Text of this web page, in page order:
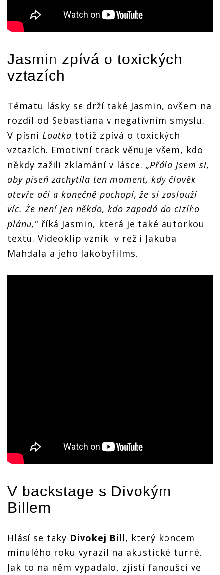
Jasmin zpívá o toxických
vztazích
Tématu lásky se drží také Jasmin, ovšem na
rozdíl od Sebastiana v negativním smyslu.
V písni Loutka totiž zpívá o toxických
vztazích. Emotivní track věnuje všem, kdo
někdy zažili zklamání v lásce. „Přála jsem si,
aby píseň zachytila ten moment, kdy člověk
otevře oči a konečně pochopí, že si zaslouží
víc. Že není jen někdo, kdo zapadá do cizího
plánu," říká Jasmin, která je také autorkou
textu. Videoklip vznikl v režii Jakuba
Mahdala a jeho Jakobyfilms.
V backstage s Divokým
Billem
Hlásí se taky Divokej Bill, který koncem
minulého roku vyrazil na akustické turné.
Jak to na něm vypadalo, zjistí fanoušci ve